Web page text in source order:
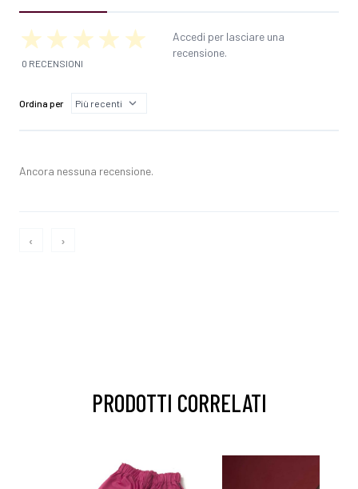
0 RECENSIONI
Accedi per lasciare una
recensione.
Ordina per
Ancora nessuna recensione.
‹ ›
PRODOTTI CORRELATI